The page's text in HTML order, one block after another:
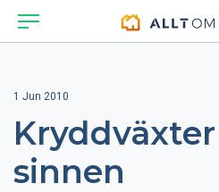
1 Jun 2010
sinnen